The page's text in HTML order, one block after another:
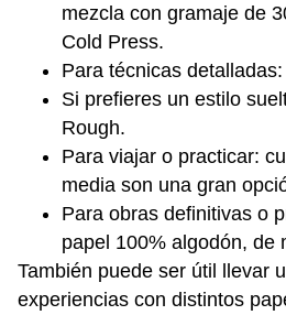
mezcla con gramaje de
Cold Press.
Para técnicas
Si prefieres un estilo
Rough.
Para viajar o practicar:
media son una gran
Para obras definitivas o
papel 100% algodón, de
También puede ser útil llevar
experiencias con distintos